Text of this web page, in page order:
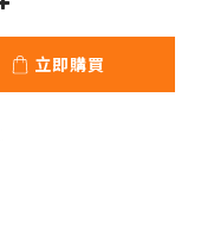
立即購買